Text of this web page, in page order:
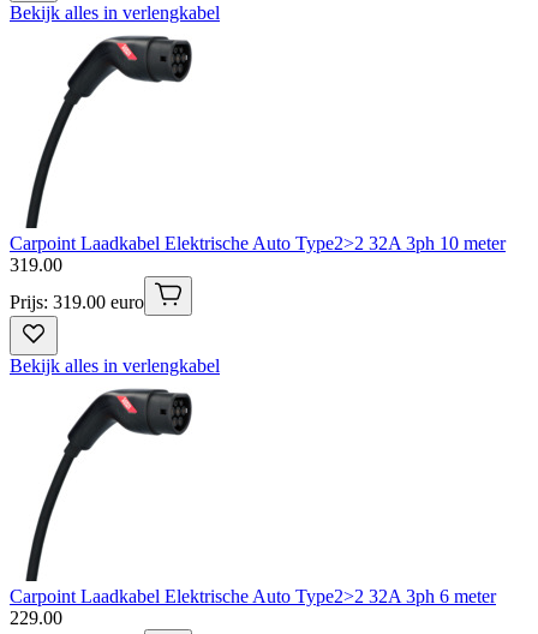
Bekijk alles in verlengkabel
Carpoint Laadkabel Elektrische Auto Type2>2 32A 3ph 10 meter
319.00
Prijs: 319.00 euro
Bekijk alles in verlengkabel
Carpoint Laadkabel Elektrische Auto Type2>2 32A 3ph 6 meter
229.00